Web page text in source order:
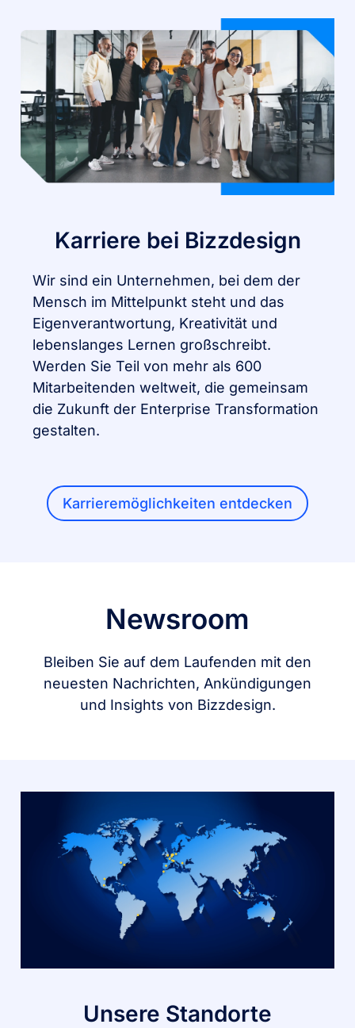
Karriere bei Bizzdesign
Wir sind ein Unternehmen, bei dem der
Mensch im Mittelpunkt steht und das
Eigenverantwortung, Kreativität und
lebenslanges Lernen großschreibt.
Werden Sie Teil von mehr als 600
Mitarbeitenden weltweit, die gemeinsam
die Zukunft der Enterprise Transformation
gestalten.
Karrieremöglichkeiten entdecken
Newsroom
Bleiben Sie auf dem Laufenden mit den
neuesten Nachrichten, Ankündigungen
und Insights von Bizzdesign.
Unsere Standorte